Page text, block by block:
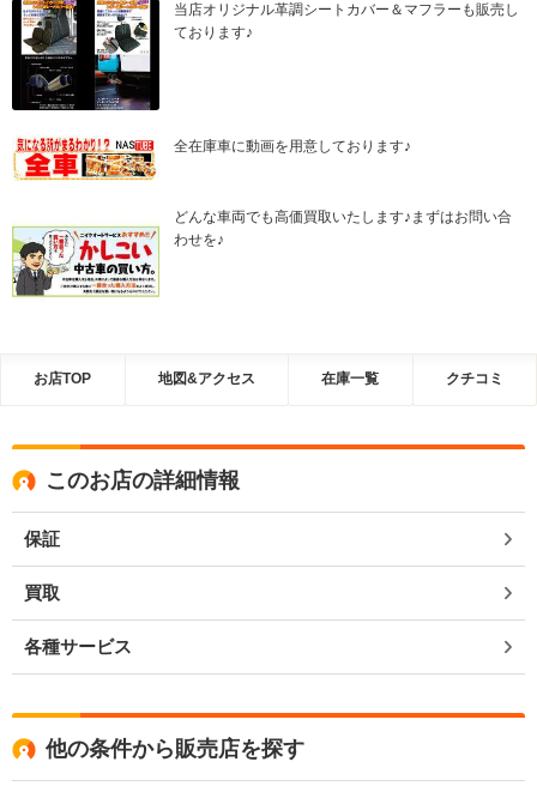
当店オリジナル革調シートカバー＆マフラーも販売し
ております♪
全在庫車に動画を用意しております♪
どんな車両でも高価買取いたします♪まずはお問い合
わせを♪
お店TOP 地図&アクセス 在庫一覧 クチコミ
このお店の詳細情報
保証
買取
各種サービス
他の条件から販売店を探す